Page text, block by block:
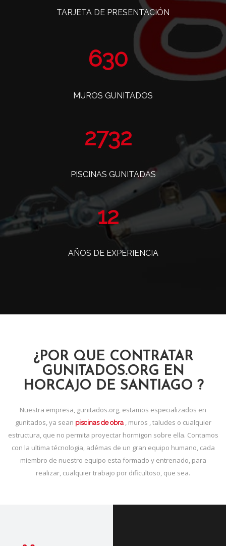
TARJETA DE PRESENTACIÓN
768
MUROS GUNITADOS
3330
PISCINAS GUNITADAS
14
AÑOS DE EXPERIENCIA
¿POR QUE CONTRATAR
GUNITADOS.ORG EN
HORCAJO DE SANTIAGO ?
Nuestra empresa, gunitados.org, estamos especializados en
gunitados, ya sean piscinas de obra, muros , taludes o cualquier
estructura, que no permita proyectar hormigon sobre ella. Contamos
con la ultima técnologia, adémas de un gran equipo humano, cada
miembro de nuestro equipo esta formado y entrenado, para
realizar, cualquier trabajo por dificultoso, que sea.